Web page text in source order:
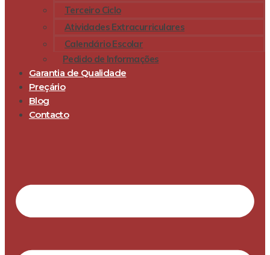
Terceiro Ciclo
Atividades Extracurriculares
Calendário Escolar
Pedido de Informações
Garantia de Qualidade
Preçário
Blog
Contacto